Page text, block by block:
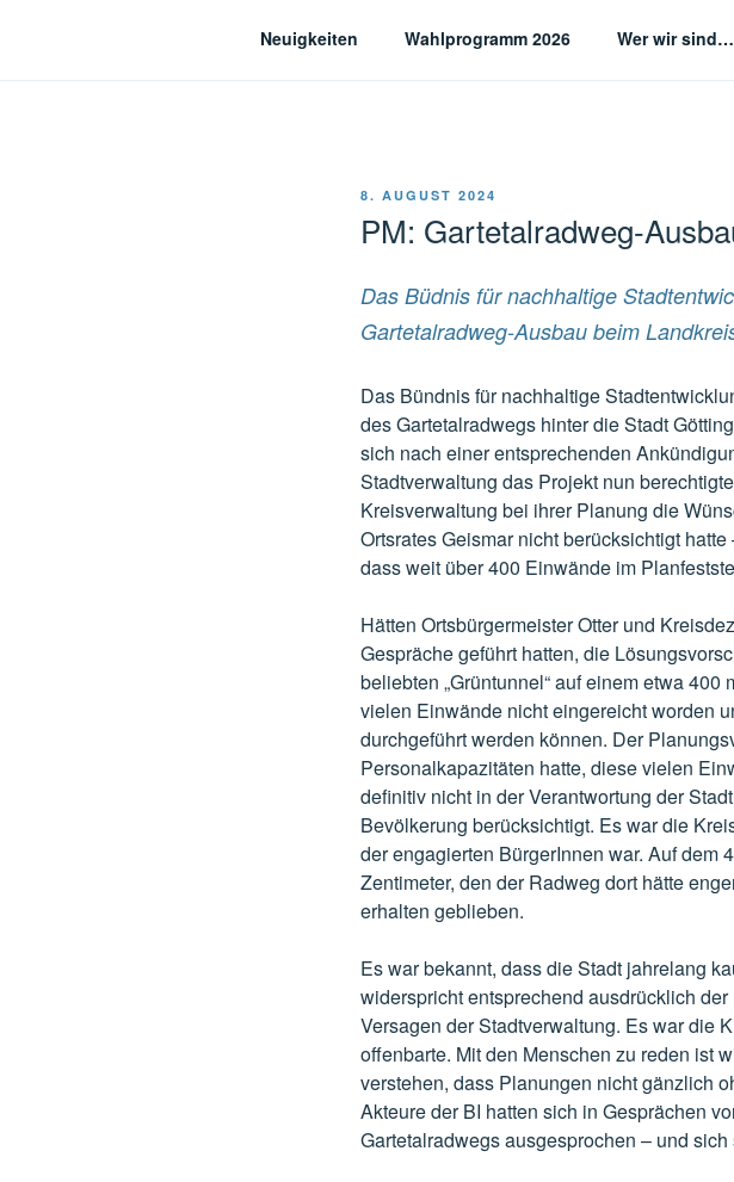
Bündnis für nachhaltige
Neuigkeiten Wahlprogramm 2026 Wer wir sind…
VERÖFFENTLICHT
8. AUGUST 2024
PM: Gartetalradweg-
Das Büdnis für nachhaltige
Gartetalradweg-Ausbau beim
Das Bündnis für nachhaltige
des Gartetalradwegs hinter die Stadt
sich nach einer entsprechenden
Stadtverwaltung das Projekt nun
Kreisverwaltung bei ihrer Planung die
Ortsrates Geismar nicht berücksichtigt
dass weit über 400 Einwände im
Hätten Ortsbürgermeister Otter und
Gespräche geführt hatten, die
beliebten „Grüntunnel“ auf einem etwa
vielen Einwände nicht eingereicht worden
durchgeführt werden können. Der
Personalkapazitäten hatte, diese vielen
definitiv nicht in der Verantwortung der
Bevölkerung berücksichtigt. Es war die
der engagierten BürgerInnen war. Auf dem
Zentimeter, den der Radweg dort hätte
erhalten geblieben.
Es war bekannt, dass die Stadt jahrelang
widerspricht entsprechend ausdrücklich
Versagen der Stadtverwaltung. Es war die
offenbarte. Mit den Menschen zu reden ist
verstehen, dass Planungen nicht gänzlich
Akteure der BI hatten sich in Gesprächen
Gartetalradwegs ausgesprochen – und